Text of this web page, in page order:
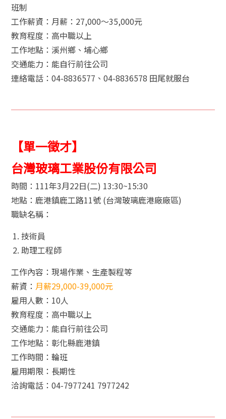
班制
工作薪資：月薪：27,000～35,000元
教育程度：高中職以上
工作地點：溪州鄉、埔心鄉
交通能力：能自行前往公司
連絡電話：04-8836577、04-8836578 田尾就服台
【單一徵才】
台灣玻璃工業股份有限公司
時間：111年3月22日(二) 13:30~15:30
地點：鹿港鎮鹿工路11號 (台灣玻璃鹿港廠廠區)
職缺名稱：
技術員
助理工程師
工作內容：現場作業、生產製程等
薪資： 月薪29,000-39,000元
雇用人數：10人
教育程度：高中職以上
交通能力：能自行前往公司
工作地點：彰化縣鹿港鎮
工作時間：輪班
雇用期限：長期性
洽詢電話：04-7977241 7977242